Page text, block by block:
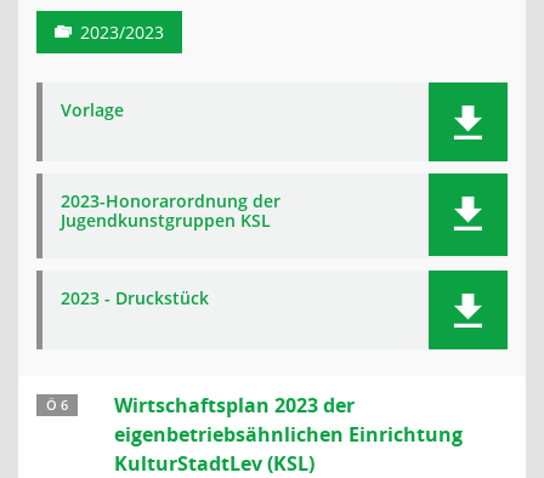
2023/2023
Vorlage
2023-Honorarordnung der
Jugendkunstgruppen KSL
2023 - Druckstück
Ö 6
Wirtschaftsplan 2023 der
eigenbetriebsähnlichen Einrichtung
KulturStadtLev (KSL)